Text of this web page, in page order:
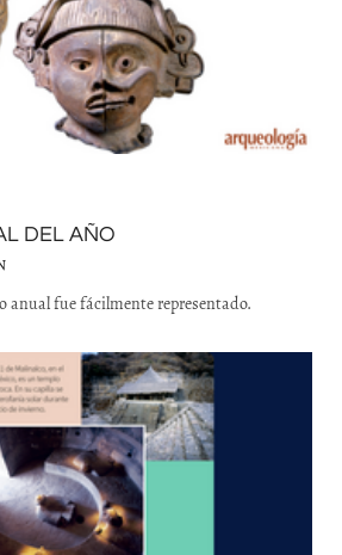
DEL AÑO
anual fue fácilmente representado.